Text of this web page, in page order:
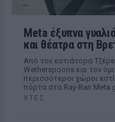
Meta έξυπνα
και θέατρα στη
Από τον εστιάτορα
Wetherspoons και τον
περισσότεροι χώροι
πόρτα στα Ray-Ban Meta
ΧΤΕΣ